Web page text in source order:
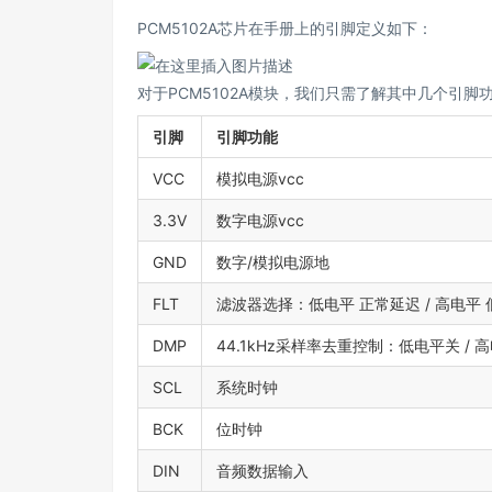
PCM5102A芯片在手册上的引脚定义如下：
对于PCM5102A模块，我们只需了解其中几个引脚功
引脚 引脚功能
VCC 模拟电源vcc
3.3V 数字电源vcc
GND 数字/模拟电源地
FLT 滤波器选择：低电平 正常延迟 / 高电平
DMP 44.1kHz采样率去重控制：低电平关 /
SCL 系统时钟
BCK 位时钟
DIN 音频数据输入